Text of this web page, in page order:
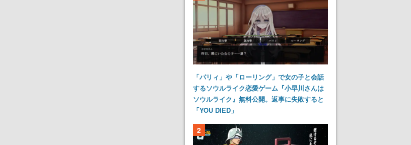
「パリィ」や「ローリング」で女の子と会話
するソウルライク恋愛ゲーム『小早川さんは
ソウルライク』無料公開。返事に失敗すると
「YOU DIED」
2